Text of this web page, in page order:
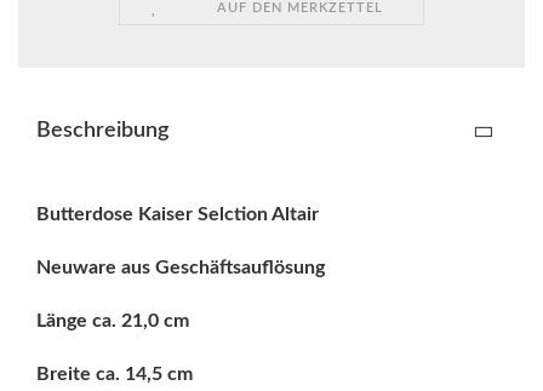
AUF DEN MERKZETTEL
Beschreibung
Butterdose Kaiser Selction Altair
Neuware aus Geschäftsauflösung
Länge ca. 21,0 cm
Breite ca. 14,5 cm